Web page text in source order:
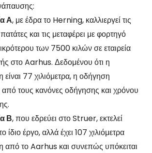
Α, με έδρα το Herning, καλλιεργεί τις
και τις μεταφέρει με φορτηγό
των 7500 κιλών σε εταιρεία
στο Aarhus. Δεδομένου ότι η
77 χιλιόμετρα, η οδήγηση
από τους κανόνες οδήγησης και χρόνου
Β, που εδρεύει στο Struer, εκτελεί
ίδιο έργο, αλλά έχει 107 χιλιόμετρα
από το Aarhus και συνεπώς υπόκειται